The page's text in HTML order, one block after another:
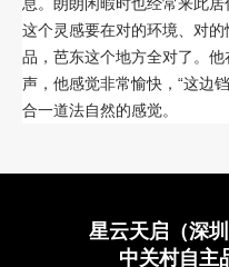
息。朗朗闲暇时也经常来此居
这个灵感要在对的环境、对
品，芭东这个地方全对了。
声，他感觉非常愉快，“这边
合一道法自然的感觉。
星云天启（深
中关村自主